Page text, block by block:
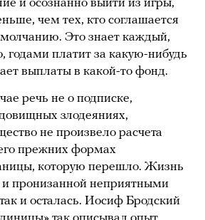
и осознанно выйти из игры,
чем тех, кто соглашается
Это знает каждый,
годами платит за какую-нибудь
выплаты в какой-то фонд.
речь не о подписке,
злодеяниях,
не произвело расчета
прежних формах
которую перешло. Жизнь
и пронизанной неприятными
и осталась. Иосиф Бродский